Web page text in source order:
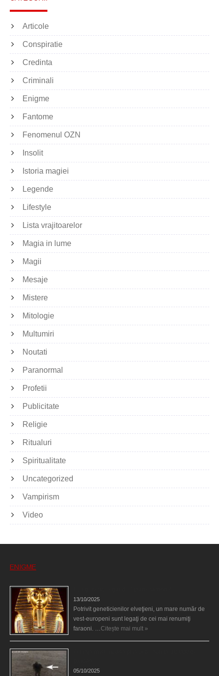
Articole
Conspiratie
Credinta
Criminali
Enigme
Fantome
Fenomenul OZN
Insolit
Istoria magiei
Legende
Lifestyle
Lista vrajitoarelor
Magia in lume
Magii
Mesaje
Mistere
Mitologie
Multumiri
Noutati
Paranormal
Profetii
Publicitate
Religie
Ritualuri
Spiritualitate
Uncategorized
Vampirism
Video
ENIGME
13/10/2025
Potrivit geneticienilor elveţieni, un mare număr de
vest-europeni sunt legaţi de cei mai renumiţi
faraoni. … Citește mai mult »
05/10/2025